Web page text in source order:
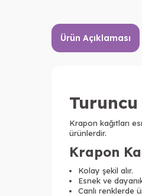
Ürün Açıklaması
Turuncu
Krapon kağıtları
ürünlerdir.
Krapon
Kolay şekil alır.
Esnek ve
Canlı renklerde